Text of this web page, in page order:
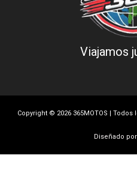
Viajamos
Copyright © 2026 365MOTOS |
Diseñado por